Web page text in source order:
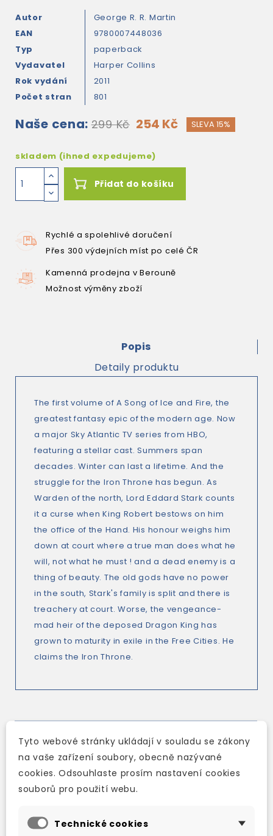
Autor
George R. R. Martin
EAN
9780007448036
Typ
paperback
Vydavatel
Harper Collins
Rok vydání
2011
Počet stran
801
Naše cena: 299 Kč 254 Kč SLEVA 15%
skladem (ihned expedujeme)
Přidat do košíku
Rychlé a spolehlivé doručení
Přes 300 výdejních míst po celé ČR
Kamenná prodejna v Berouně
Možnost výměny zboží
Popis
Detaily produktu
The first volume of A Song of Ice and Fire, the
greatest fantasy epic of the modern age. Now
a major Sky Atlantic TV series from HBO,
featuring a stellar cast. Summers span
decades. Winter can last a lifetime. And the
struggle for the Iron Throne has begun. As
Warden of the north, Lord Eddard Stark counts
it a curse when King Robert bestows on him
the office of the Hand. His honour weighs him
down at court where a true man does what he
will, not what he must ! and a dead enemy is a
thing of beauty. The old gods have no power
in the south, Stark's family is split and there is
treachery at court. Worse, the vengeance-
mad heir of the deposed Dragon King has
grown to maturity in exile in the Free Cities. He
claims the Iron Throne.
TAKÉ DOPORUČUJEME
Tyto webové stránky ukládají v souladu se zákony
na vaše zařízení soubory, obecně nazývané
cookies. Odsouhlaste prosím nastavení cookies
souborů pro použití webu.
Technické cookies